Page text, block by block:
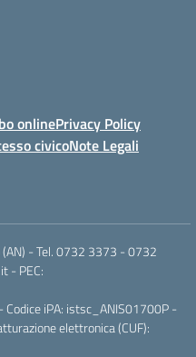
onlinePrivacy Policy
civicoNote Legali
- Tel. 0732 3373 - 0732
- PEC:
Codice iPA: istsc_ANIS01700P -
elettronica (CUF):